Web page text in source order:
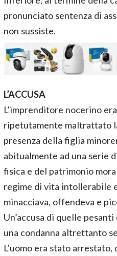
pronunciato sentenza di
non sussiste.
L’ACCUSA
L’imprenditore nocerino
ripetutamente maltrattato
presenza della figlia
abitualmente ad una serie
fisica e del patrimonio
regime di vita intollerabile
minacciava, offendeva e
Un’accusa di quelle
una condanna altrettanto
L’uomo era stato